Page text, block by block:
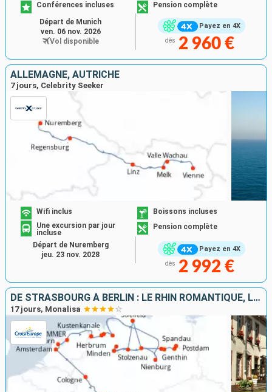
Payez en 4X
Conférences incluses
Pension complète
dès 2 960 €
Départ de Munich
ven. 06 nov. 2026
Vol disponible
ALLEMAGNE, AUTRICHE
7 jours, Celebrity Seeker
Payez en 4X
Wifi inclus
Boissons incluses
Une excursion par jour
incluse
Pension complète
dès 2 992 €
Départ de Nuremberg
jeu. 23 nov. 2028
DE STRASBOURG À BERLIN : LE RHIN ROMANTIQUE, LA HOLLANDE ET L'ELBE EN CROISIÈRE
17 jours, Monalisa